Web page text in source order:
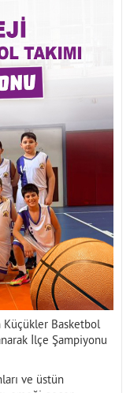
Basketbol
İlçe Şampiyonu
ve üstün